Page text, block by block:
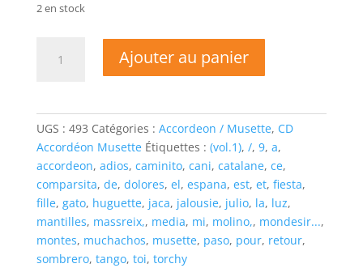
2 en stock
Ajouter au panier
UGS : 493 Catégories : Accordeon / Musette, CD
Accordéon Musette Étiquettes : (vol.1), /, 9, a,
accordeon, adios, caminito, cani, catalane, ce,
comparsita, de, dolores, el, espana, est, et, fiesta,
fille, gato, huguette, jaca, jalousie, julio, la, luz,
mantilles, massreix,, media, mi, molino,, mondesir...,
montes, muchachos, musette, paso, pour, retour,
sombrero, tango, toi, torchy